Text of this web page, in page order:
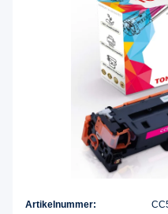
Artikelnummer: